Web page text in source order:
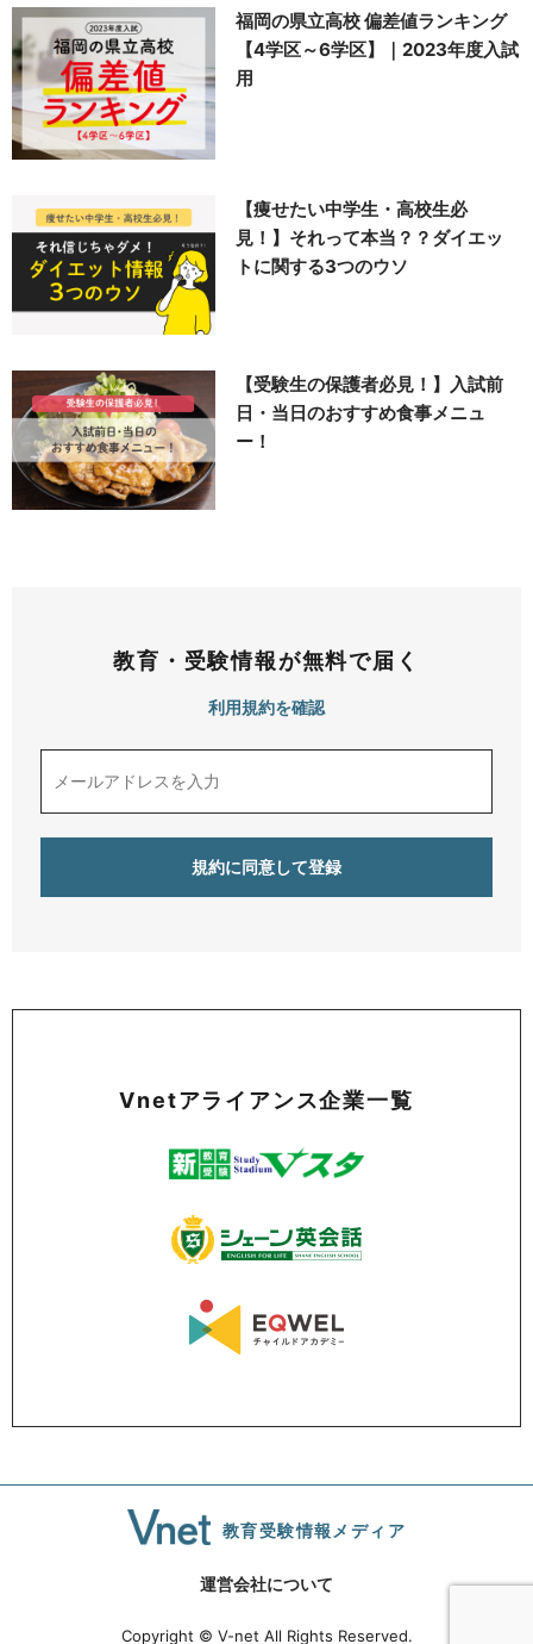
福岡の県立高校 偏差値ランキング
【4学区～6学区】｜2023年度入試
用
【痩せたい中学生・高校生必
見！】それって本当？？ダイエッ
トに関する3つのウソ
【受験生の保護者必見！】入試前
日・当日のおすすめ食事メニュ
ー！
教育・受験情報が無料で届く
利用規約を確認
Vnetアライアンス企業一覧
教育受験情報メディア
運営会社について
Copyright © V-net All Rights Reserved.